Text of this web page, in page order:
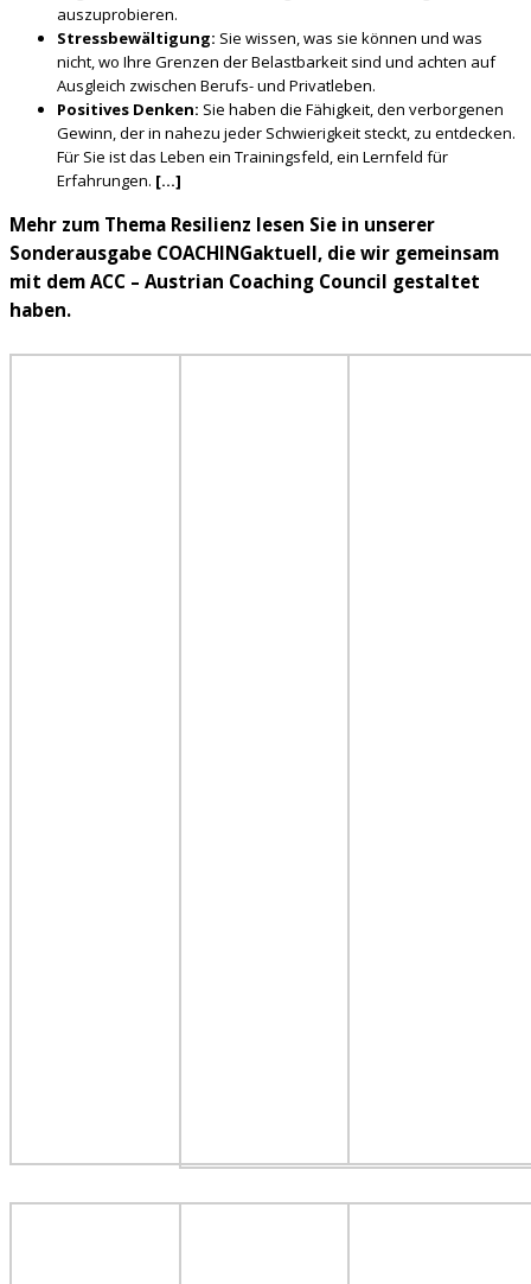
auszuprobieren.
Stressbewältigung: Sie wissen, was sie können und was
nicht, wo Ihre Grenzen der Belastbarkeit sind und achten auf
Ausgleich zwischen Berufs- und Privatleben.
Positives Denken: Sie haben die Fähigkeit, den verborgenen
Gewinn, der in nahezu jeder Schwierigkeit steckt, zu entdecken.
Für Sie ist das Leben ein Trainingsfeld, ein Lernfeld für
Erfahrungen. […]
Mehr zum Thema Resilienz lesen Sie in unserer
Sonderausgabe COACHINGaktuell, die wir gemeinsam
mit dem ACC – Austrian Coaching Council gestaltet
haben.